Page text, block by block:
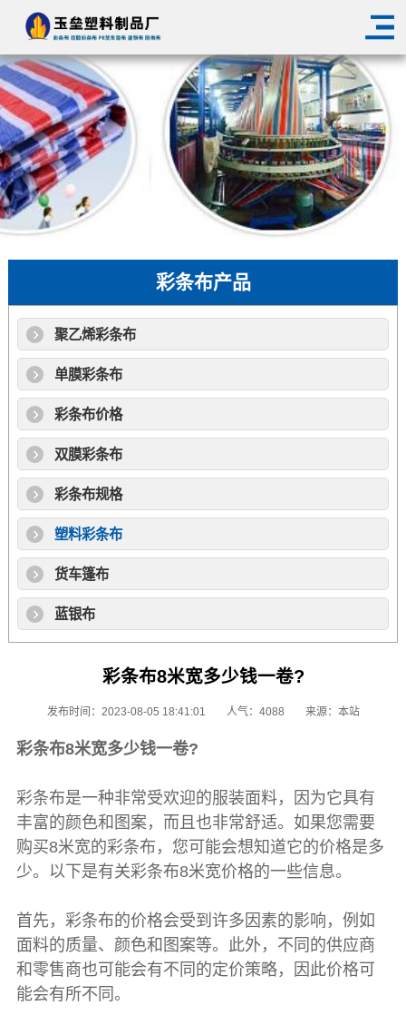
彩条布产品
聚乙烯彩条布
单膜彩条布
彩条布价格
双膜彩条布
彩条布规格
塑料彩条布
货车篷布
蓝银布
彩条布8米宽多少钱一卷?
发布时间：2023-08-05 18:41:01 人气：4088 来源：本站
彩条布8米宽多少钱一卷?
彩条布是一种非常受欢迎的服装面料，因为它具有
丰富的颜色和图案，而且也非常舒适。如果您需要
购买8米宽的彩条布 ，您可能会想知道它的价格是多
少。以下是有关彩条布8米宽价格的一些信息。
首先， 彩条布的价格会受到许多因素的影响，例如
面料的质量、颜色和图案等。此外，不同的供应商
和零售商也可能会有不同的定价策略，因此价格可
能会有所不同。